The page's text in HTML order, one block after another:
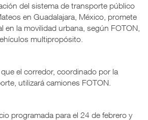
del sistema de transporte público
en Guadalajara, México, promete
en la movilidad urbana, según FOTON,
multipropósito.
el corredor, coordinado por la
utilizará camiones FOTON.
programada para el 24 de febrero y